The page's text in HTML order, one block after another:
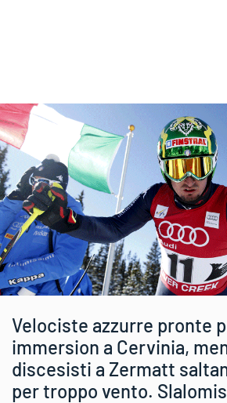
Velociste azzurre pronte
immersion a Cervinia,
discesisti a Zermatt
per troppo vento.